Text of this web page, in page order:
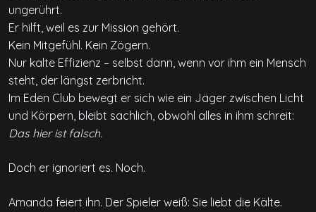
ungerührt.
Er hilft, weil es zur Mission gehört.
Kein Mitgefühl. Kein Zögern.
Nur kalte Effizienz – selbst dann, wenn vor ihm ein Mensch
steht, der längst zerbricht.
Im Eden Club bewegt er sich wie ein Jäger zwischen Licht
und Körpern, bleibt sachlich, obwohl alles in ihm schreit:
Das hier ist falsch.
Doch er ignoriert es. Noch.
Amanda feiert ihn. Der Spieler weiß: Sie liebt die Kälte.